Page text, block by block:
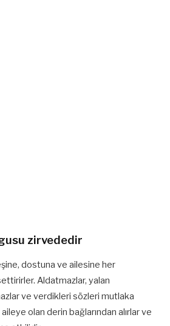
zirvededir
dostuna ve ailesine her
Aldatmazlar, yalan
ve verdikleri sözleri mutlaka
olan derin bağlarından alırlar ve